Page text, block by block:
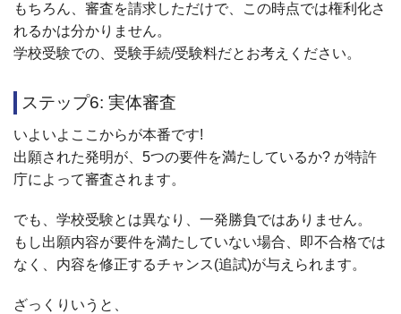
もちろん、審査を請求しただけで、この時点では権利化さ
れるかは分かりません。
学校受験での、受験手続/受験料だとお考えください。
ステップ6: 実体審査
いよいよここからが本番です!
出願された発明が、5つの要件を満たしているか? が特許
庁によって審査されます。
でも、学校受験とは異なり、一発勝負ではありません。
もし出願内容が要件を満たしていない場合、即不合格では
なく、内容を修正するチャンス(追試)が与えられます。
ざっくりいうと、